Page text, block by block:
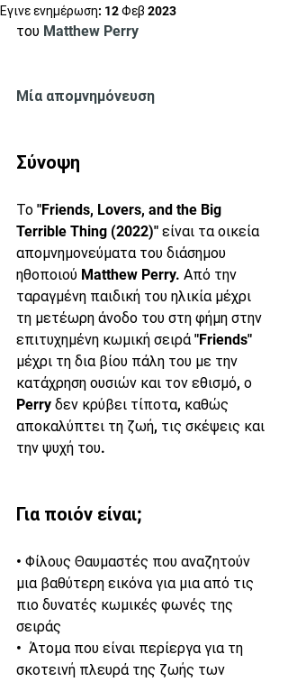
Έγινε ενημέρωση: 12 Φεβ 2023
του Matthew Perry
Μία απομνημόνευση
Σύνοψη
Το "Friends, Lovers, and the Big
Terrible Thing (2022)" είναι τα οικεία
απομνημονεύματα του διάσημου
ηθοποιού Matthew Perry. Από την
ταραγμένη παιδική του ηλικία μέχρι
τη μετέωρη άνοδο του στη φήμη στην
επιτυχημένη κωμική σειρά "Friends"
μέχρι τη δια βίου πάλη του με την
κατάχρηση ουσιών και τον εθισμό, ο
Perry δεν κρύβει τίποτα, καθώς
αποκαλύπτει τη ζωή, τις σκέψεις και
την ψυχή του.
Για ποιόν είναι;
• Φίλους Θαυμαστές που αναζητούν
μια βαθύτερη εικόνα για μια από τις
πιο δυνατές κωμικές φωνές της
σειράς
•  Άτομα που είναι περίεργα για τη
σκοτεινή πλευρά της ζωής των